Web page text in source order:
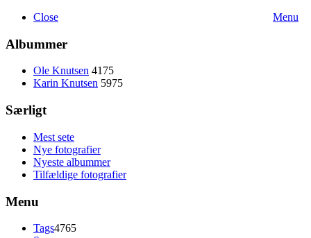
Menu
Close
Albummer
Ole Knutsen 4175
Karin Knutsen 5975
Særligt
Mest sete
Nye fotografier
Nyeste albummer
Tilfældige fotografier
Menu
Tags4765